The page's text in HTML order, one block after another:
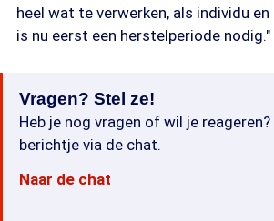
heel wat te verwerken, als individu en
is nu eerst een herstelperiode nodig."
Vragen? Stel ze!
Heb je nog vragen of wil je
berichtje via de chat.
Naar de chat